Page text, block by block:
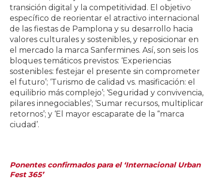
transición digital y la competitividad. El objetivo
específico de reorientar el atractivo internacional
de las fiestas de Pamplona y su desarrollo hacia
valores culturales y sostenibles, y reposicionar en
el mercado la marca Sanfermines. Así, son seis los
bloques temáticos previstos: ‘Experiencias
sostenibles: festejar el presente sin comprometer
el futuro’; ‘Turismo de calidad vs. masificación: el
equilibrio más complejo’; ‘Seguridad y convivencia,
pilares innegociables’; ‘Sumar recursos, multiplicar
retornos’; y ‘El mayor escaparate de la “marca
ciudad’.
Ponentes confirmados para el ‘Internacional Urban
Fest 365’